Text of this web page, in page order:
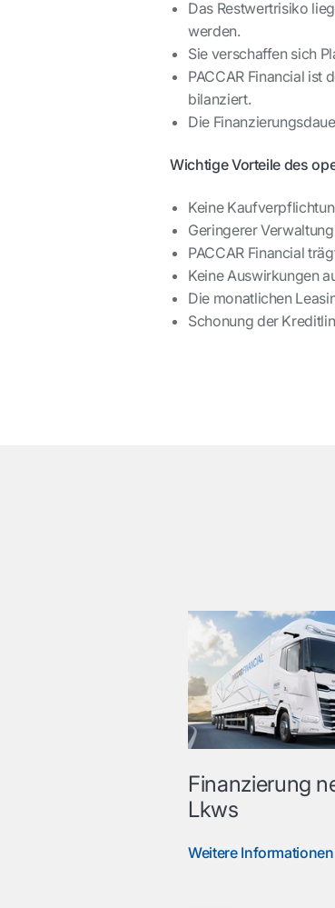
Das Restwertrisiko
werden.
Sie verschaffen sich
PACCAR Financial ist
bilanziert.
Die
Wichtige Vorteile des
Keine
Geringerer
PACCAR Financial
Keine Auswirkungen
Die monatlichen
Schonung der
Finanzierung
Lkws
Weitere Informationen